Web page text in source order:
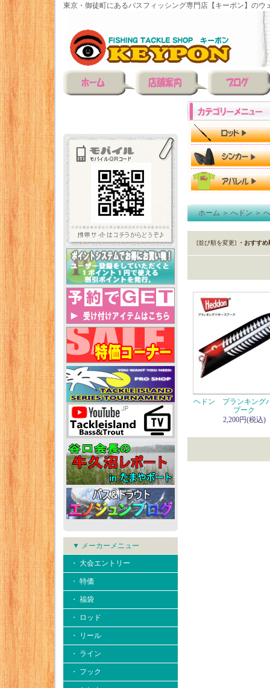
東京・御徒町にあるバスフィッシング専門店【キーポン】のウ
▼ メーカーメニュー
・ 大会エントリー
・ 特価
・ 福袋
・ ロッド
・ リール
・ ライン
・ フック
ホーム＞へドン＞
[並び順を変更] ・おすすめ
ヘドン プランキング
プーク
2,200円(税込)